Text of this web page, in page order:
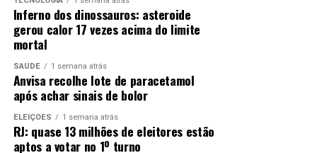
NÃO PERCA
Castro anuncia novo calendário de pagamento de
servidores do Rio
Inferno dos dinossauros: asteroide
gerou calor 17 vezes acima do limite
mortal
SAÚDE 1 semana atrás
Anvisa recolhe lote de paracetamol
após achar sinais de bolor
ELEIÇÕES 1 semana atrás
RJ: quase 13 milhões de eleitores estão
aptos a votar no 1º turno